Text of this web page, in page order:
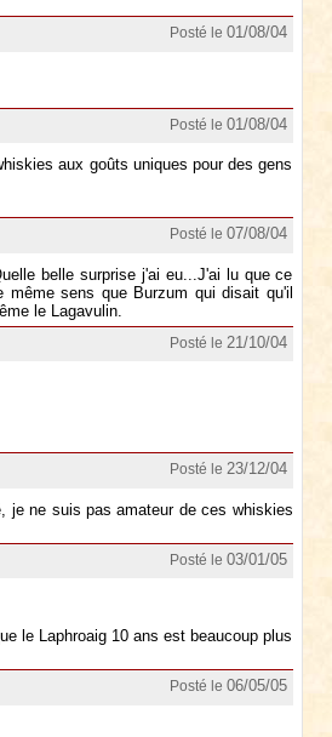
Posté le 01/08/04
Posté le 01/08/04
aux goûts uniques pour des gens
Posté le 07/08/04
belle surprise j'ai eu...J'ai lu que ce
sens que Burzum qui disait qu'il
le Lagavulin.
Posté le 21/10/04
Posté le 23/12/04
je ne suis pas amateur de ces whiskies
Posté le 03/01/05
le Laphroaig 10 ans est beaucoup plus
Posté le 06/05/05